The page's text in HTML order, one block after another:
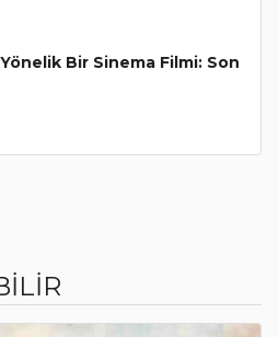
Bir Sinema Filmi: Son